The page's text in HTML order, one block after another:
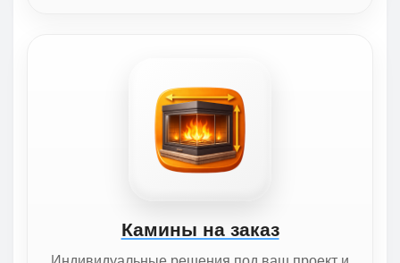
Камины на заказ